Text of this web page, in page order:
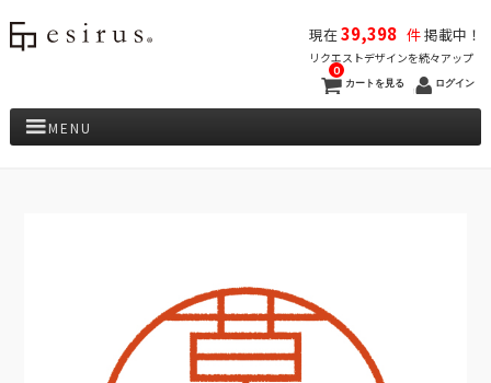
現在39,398 件掲載中！
リクエストデザインを続々アップ
カートを見る
0
ログイン
MENU